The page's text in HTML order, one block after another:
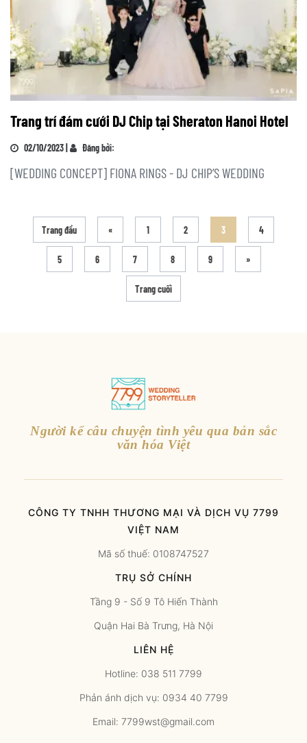
Trang trí đám cưới DJ Chip tại Sheraton Hanoi Hotel
02/10/2023 | Đăng bởi:
[WEDDING CONCEPT] FIONA RINGS - DJ CHIP’S WEDDING
Trang đầu « 1 2 3 4
5 6 7 8 9 »
Trang cuối
Người kể câu chuyện tình yêu qua bản sắc
văn hóa Việt
CÔNG TY TNHH THƯƠNG MẠI VÀ DỊCH VỤ 7799
VIỆT NAM
Mã số thuế: 0108747527
TRỤ SỞ CHÍNH
Tầng 9 - Số 9 Tô Hiến Thành
Quận Hai Bà Trưng, Hà Nội
LIÊN HỆ
Hotline: 038 511 7799
Phản ánh dịch vụ: 0934 40 7799
Email: 7799wst@gmail.com